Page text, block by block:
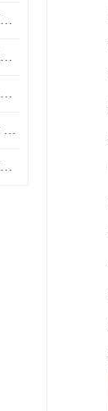
海口出口中俄班列莫斯科订舱 可选择面广
西安出口中俄班列莫斯科运输 专线往返
石家庄出口中俄班列莫斯科班列 一站式服务
哈尔滨中俄班列莫斯科物流 快速到达
沈阳出口中俄班列莫斯科时间 方便快捷可靠性好